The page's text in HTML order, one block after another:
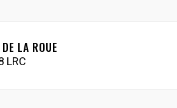
LA ROUE
LRC